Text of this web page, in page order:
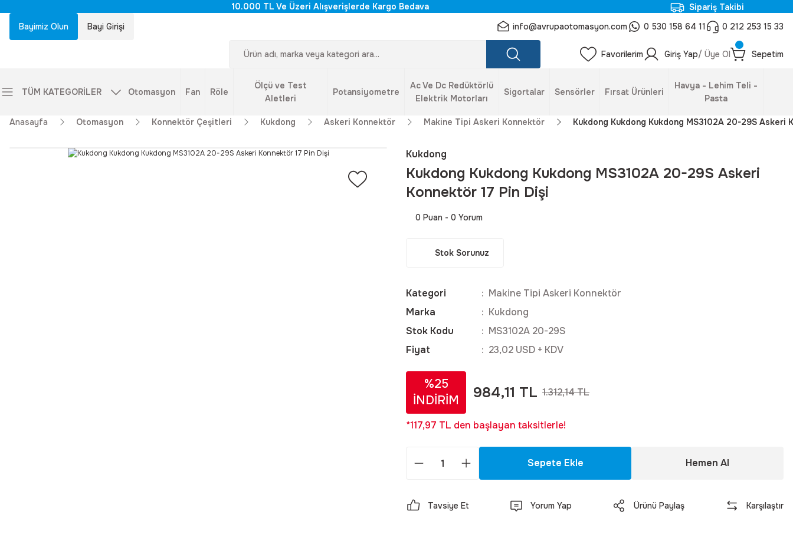
10.000 TL Ve Üzeri Alışverişlerde Kargo Bedava
Sipariş Takibi
Bayimiz Olun
Bayi Girişi info@avrupaotomasyon.com 0 530 158 64 11 0 212 253 15 33
Favorilerim Giriş Yap/ Üye Ol Sepetim
TÜM KATEGORİLER Otomasyon Fan Röle
Ölçü ve Test
Aletleri
Potansiyometre
Ac Ve Dc Redüktörlü
Elektrik Motorları
Sigortalar Sensörler Fırsat Ürünleri
Havya - Lehim Teli -
Pasta
Anasayfa Otomasyon Konnektör Çeşitleri Kukdong Askeri Konnektör Makine Tipi Askeri Konnektör Kukdong Kukdong Kukdong MS3102A 20-29S Askeri
Kukdong
Kukdong Kukdong Kukdong MS3102A 20-29S Askeri
Konnektör 17 Pin Dişi
0 Puan - 0 Yorum
Stok Sorunuz
Kategori
Makine Tipi Askeri Konnektör
Marka
Kukdong
Stok Kodu
MS3102A 20-29S
Fiyat
23,02 USD + KDV
%25
İNDİRİM
984,11 TL 1.312,14 TL
*117,97 TL den başlayan taksitlerle!
Sepete Ekle Hemen Al
Tavsiye Et Yorum Yap Ürünü Paylaş Karşılaştır